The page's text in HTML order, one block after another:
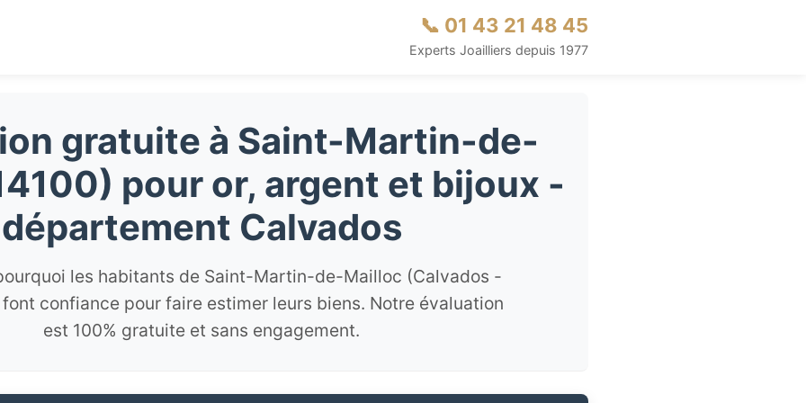
📞 01 43 21 48 45
Experts Joailliers depuis 1977
gratuite à Saint-Martin-de-
pour or, argent et bijoux -
département Calvados
les habitants de Saint-Martin-de-Mailloc (Calvados -
font confiance pour faire estimer leurs biens. Notre évaluation
est 100% gratuite et sans engagement.